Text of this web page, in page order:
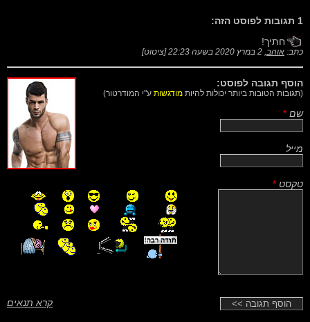
1 תגובות לפוסט הזה:
חתיך!
כתב: אוהב, 2 במרץ 2020 בשעה 22:23 [ציטוט]
הוסף תגובה לפוסט:
(תגובות הטובות ביותר יכולות להיות מודגשות ע"י המודרטור)
שם *
מייל
טקסט *
קרא תנאים